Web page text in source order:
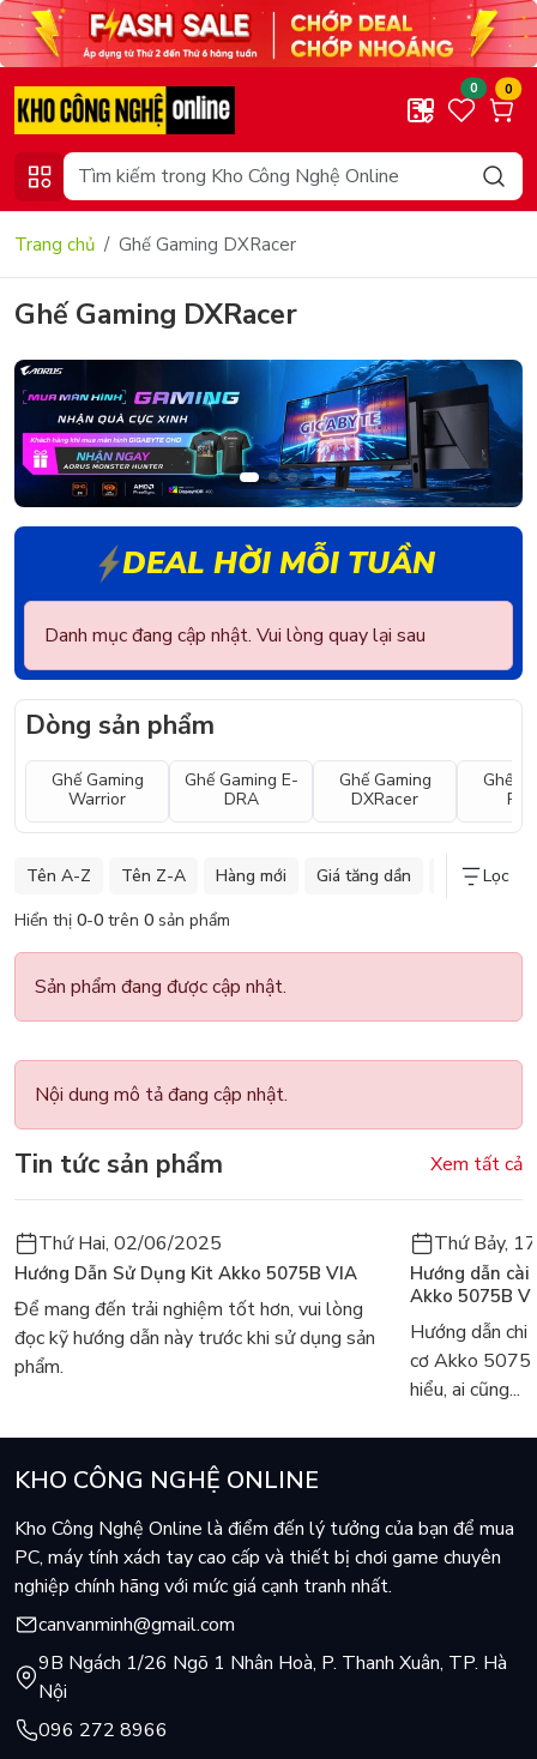
0 0
Trang chủ Ghế Gaming DXRacer
Ghế Gaming DXRacer
DEAL HỜI MỖI TUẦN
Danh mục đang cập nhật. Vui lòng quay lại sau
Dòng sản phẩm
Ghế Gaming
Warrior
Ghế Gaming E-
DRA
Ghế Gaming
DXRacer
Ghế
Hiển thị 0-0 trên 0 sản phẩm
Tên A-Z Tên Z-A Hàng mới Giá tăng dần Giá giảm dần
Lọc
Sản phẩm đang được cập nhật.
Nội dung mô tả đang cập nhật.
Tin tức sản phẩm Xem tất cả
Thứ Hai, 02/06/2025
Hướng Dẫn Sử Dụng Kit Akko 5075B VIA
Để mang đến trải nghiệm tốt hơn, vui lòng
đọc kỹ hướng dẫn này trước khi sử dụng sản
phẩm.
Thứ Bảy,
Hướng dẫn
Akko 5075B
Hướng dẫn
cơ Akko
hiểu, ai cũng...
KHO CÔNG NGHỆ ONLINE
Kho Công Nghệ Online là điểm đến lý tưởng của bạn để mua
PC, máy tính xách tay cao cấp và thiết bị chơi game chuyên
nghiệp chính hãng với mức giá cạnh tranh nhất.
canvanminh@gmail.com
9B Ngách 1/26 Ngõ 1 Nhân Hoà, P. Thanh Xuân, TP. Hà
Nội
096 272 8966